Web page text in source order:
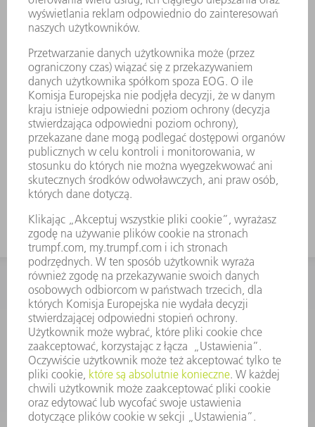
KONTAKT
Dział Części Zamiennych i Narzędzi
48225753936
8.00 - 17.00
czesci.zamienne@trumpf.com